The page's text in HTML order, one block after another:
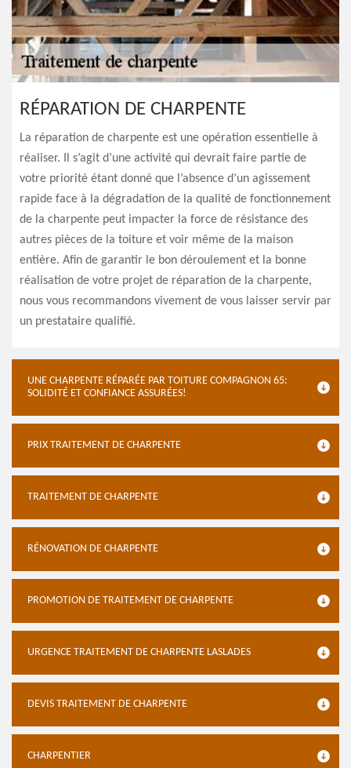
RÉPARATION DE CHARPENTE
La réparation de charpente est une opération essentielle à
réaliser. Il s’agit d’une activité qui devrait faire partie de
votre priorité étant donné que l’absence d’un agissement
rapide face à la dégradation de la qualité de fonctionnement
de la charpente peut impacter la force de résistance des
autres pièces de la toiture et voir même de la maison
entière. Afin de garantir le bon déroulement et la bonne
réalisation de votre projet de réparation de la charpente,
nous vous recommandons vivement de vous laisser servir par
un prestataire qualifié.
UNE CHARPENTE RÉPARÉE PAR TOITURE COMPAGNON 65:
SOLIDITÉ ET CONFIANCE ASSURÉES!
PRIX TRAITEMENT DE CHARPENTE
TRAITEMENT DE CHARPENTE
RÉNOVATION DE CHARPENTE
PROMOTION DE TRAITEMENT DE CHARPENTE
URGENCE TRAITEMENT DE CHARPENTE LASLADES
DEVIS TRAITEMENT DE CHARPENTE
CHARPENTIER